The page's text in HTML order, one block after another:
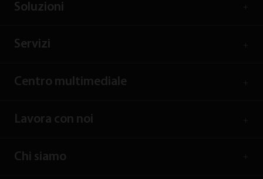
Soluzioni
Servizi
Centro multimediale
Lavora con noi
Chi siamo